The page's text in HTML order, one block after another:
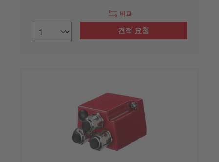
비교
견적 요청